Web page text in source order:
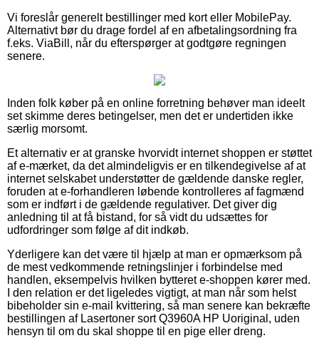
Vi foreslår generelt bestillinger med kort eller MobilePay.
Alternativt bør du drage fordel af en afbetalingsordning fra
f.eks. ViaBill, når du efterspørger at godtgøre regningen
senere.
Inden folk køber på en online forretning behøver man ideelt
set skimme deres betingelser, men det er undertiden ikke
særlig morsomt.
Et alternativ er at granske hvorvidt internet shoppen er støttet
af e-mærket, da det almindeligvis er en tilkendegivelse af at
internet selskabet understøtter de gældende danske regler,
foruden at e-forhandleren løbende kontrolleres af fagmænd
som er indført i de gældende regulativer. Det giver dig
anledning til at få bistand, for så vidt du udsættes for
udfordringer som følge af dit indkøb.
Yderligere kan det være til hjælp at man er opmærksom på
de mest vedkommende retningslinjer i forbindelse med
handlen, eksempelvis hvilken bytteret e-shoppen kører med.
I den relation er det ligeledes vigtigt, at man når som helst
bibeholder sin e-mail kvittering, så man senere kan bekræfte
bestillingen af Lasertoner sort Q3960A HP Uoriginal, uden
hensyn til om du skal shoppe til en pige eller dreng.